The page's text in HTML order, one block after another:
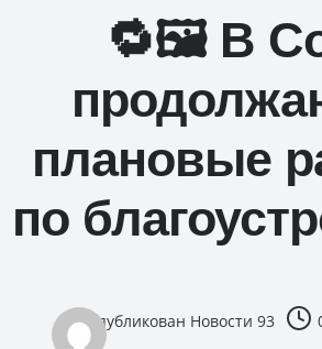
🔁🖼 В
плановые
по
опубликован Новости 93